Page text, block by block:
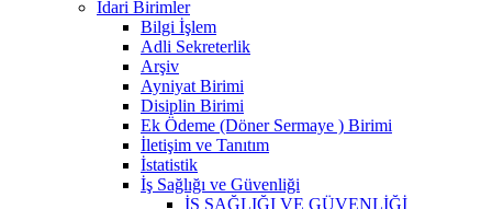
İdari Birimler
Bilgi İşlem
Adli Sekreterlik
Arşiv
Ayniyat Birimi
Disiplin Birimi
Ek Ödeme (Döner Sermaye ) Birimi
İletişim ve Tanıtım
İstatistik
İş Sağlığı ve Güvenliği
İŞ SAĞLIĞI VE GÜVENLİĞİ